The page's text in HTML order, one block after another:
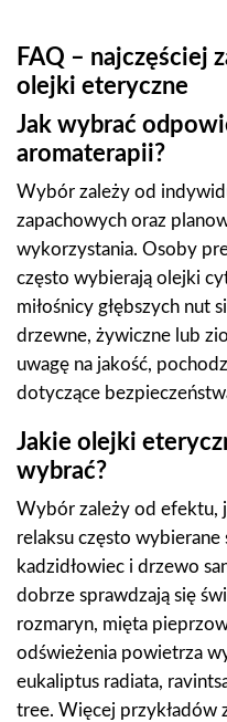
FAQ – najczęściej
olejki eteryczne
Jak wybrać
aromaterapii?
Wybór zależy od
zapachowych oraz
wykorzystania. Osoby
często wybierają olejki
miłośnicy głębszych nut
drzewne, żywiczne lub
uwagę na jakość,
dotyczące
Jakie olejki
wybrać?
Wybór zależy od efektu,
relaksu często wybierane
kadzidłowiec i drzewo
dobrze sprawdzają się
rozmaryn, mięta
odświeżenia powietrza
eukaliptus radiata,
tree. Więcej przykładów